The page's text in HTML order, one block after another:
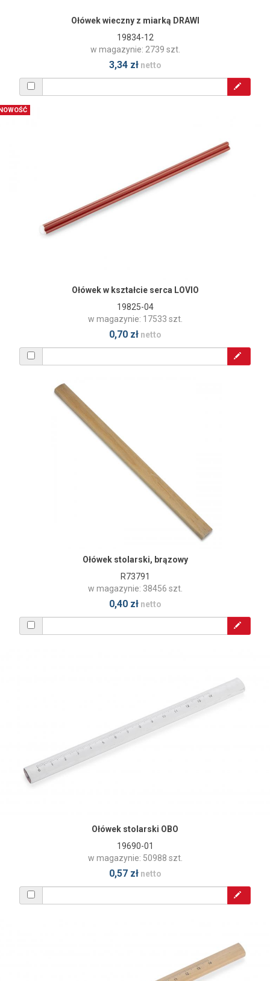
Ołówek wieczny z miarką DRAWI
19834-12
w magazynie: 2739 szt.
3,34 złnetto
Ołówek w kształcie serca LOVIO
19825-04
w magazynie: 17533 szt.
0,70 złnetto
Ołówek stolarski, brązowy
R73791
w magazynie: 38456 szt.
0,40 złnetto
Ołówek stolarski OBO
19690-01
w magazynie: 50988 szt.
0,57 złnetto